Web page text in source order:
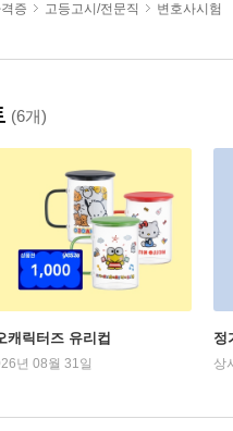
증 고등고시/전문직 변호사시험
(6개)
캐릭터즈 유리컵
년 08월 31일
정
상